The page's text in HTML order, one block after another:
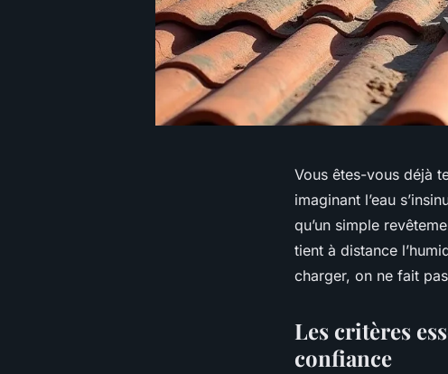
Vous êtes-vous déjà
imaginant l’eau
qu’un simple
tient à distance
charger, on ne fait
Les critères
confiance